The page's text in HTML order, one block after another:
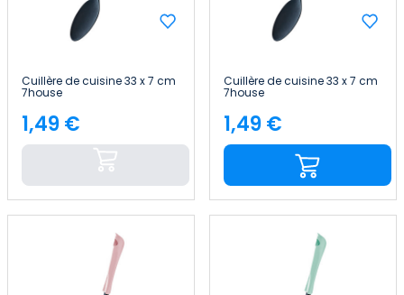
Cuillère de cuisine 33 x 7 cm
7house
Price
1,49 €
Cuillère de cuisine 33 x 7 cm
7house
Price
1,49 €